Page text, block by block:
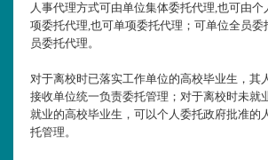
人事代理方式可由单位集体委托代理,也可由个
项委托代理,也可单项委托代理；可单位全员委
员委托代理。
对于离校时已落实工作单位的高校毕业生，其
接收单位统一负责委托管理；对于离校时未就
就业的高校毕业生，可以个人委托政府批准的
托管理。